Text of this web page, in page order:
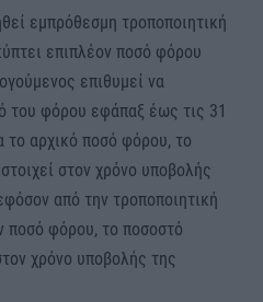
εμπρόθεσμη τροποποιητική
επιπλέον ποσό φόρου
επιθυμεί να
του φόρου εφάπαξ έως τις 31
το αρχικό ποσό φόρου, το
στον χρόνο υποβολής
από την τροποποιητική
ποσό φόρου, το ποσοστό
χρόνο υποβολής της